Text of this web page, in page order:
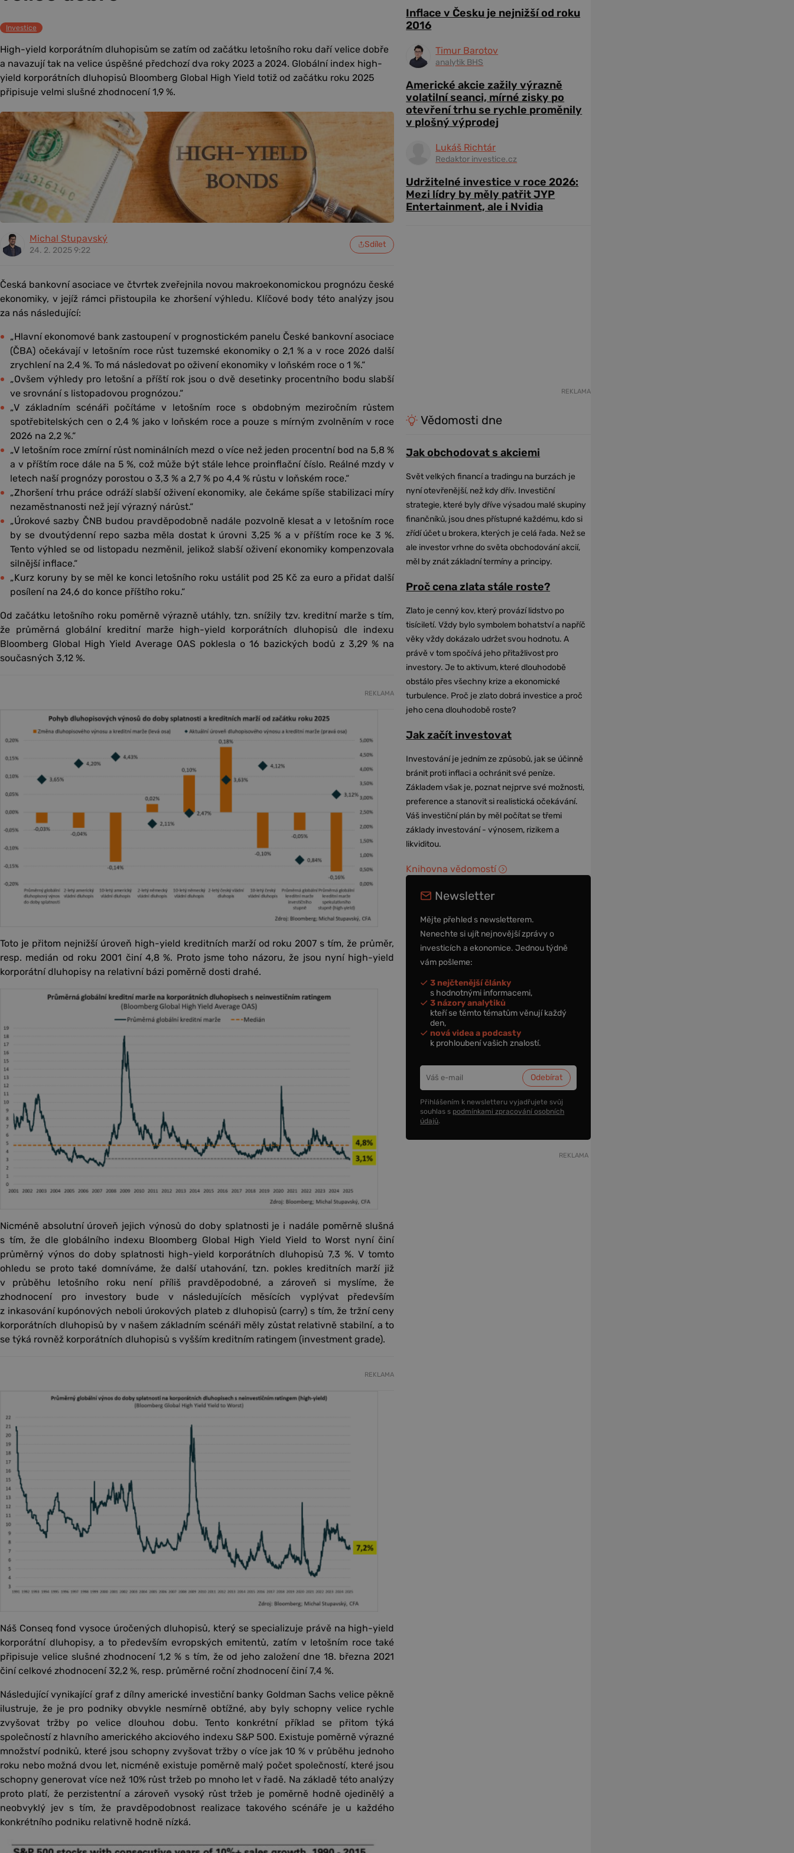
Investice
High-yield korporátním dluhopisům se zatím od začátku letošního roku daří velice dobře
a navazují tak na velice úspěšné předchozí dva roky 2023 a 2024. Globální index high-
yield korporátních dluhopisů Bloomberg Global High Yield totiž od začátku roku 2025
připisuje velmi slušné zhodnocení 1,9 %.
Michal Stupavský
24. 2. 2025 9:22
Sdílet
Česká bankovní asociace ve čtvrtek zveřejnila novou makroekonomickou prognózu české
ekonomiky, v jejíž rámci přistoupila ke zhoršení výhledu. Klíčové body této analýzy jsou
za nás následující:
„Hlavní ekonomové bank zastoupení v prognostickém panelu České bankovní asociace
(ČBA) očekávají v letošním roce růst tuzemské ekonomiky o 2,1 % a v roce 2026 další
zrychlení na 2,4 %. To má následovat po oživení ekonomiky v loňském roce o 1 %.“
„Ovšem výhledy pro letošní a příští rok jsou o dvě desetinky procentního bodu slabší
ve srovnání s listopadovou prognózou.“
„V základním scénáři počítáme v letošním roce s obdobným meziročním růstem
spotřebitelských cen o 2,4 % jako v loňském roce a pouze s mírným zvolněním v roce
2026 na 2,2 %.“
„V letošním roce zmírní růst nominálních mezd o více než jeden procentní bod na 5,8 %
a v příštím roce dále na 5 %, což může být stále lehce proinflační číslo. Reálné mzdy v
letech naší prognózy porostou o 3,3 % a 2,7 % po 4,4 % růstu v loňském roce.“
„Zhoršení trhu práce odráží slabší oživení ekonomiky, ale čekáme spíše stabilizaci míry
nezaměstnanosti než její výrazný nárůst.“
„Úrokové sazby ČNB budou pravděpodobně nadále pozvolně klesat a v letošním roce
by se dvoutýdenní repo sazba měla dostat k úrovni 3,25 % a v příštím roce ke 3 %.
Tento výhled se od listopadu nezměnil, jelikož slabší oživení ekonomiky kompenzovala
silnější inflace.“
„Kurz koruny by se měl ke konci letošního roku ustálit pod 25 Kč za euro a přidat další
posílení na 24,6 do konce příštího roku.“
Od začátku letošního roku poměrně výrazně utáhly, tzn. snížily tzv. kreditní marže s tím,
že průměrná globální kreditní marže high-yield korporátních dluhopisů dle indexu
Bloomberg Global High Yield Average OAS poklesla o 16 bazických bodů z 3,29 % na
současných 3,12 %.
REKLAMA
Toto je přitom nejnižší úroveň high-yield kreditních marží od roku 2007 s tím, že průměr,
resp. medián od roku 2001 činí 4,8 %. Proto jsme toho názoru, že jsou nyní high-yield
korporátní dluhopisy na relativní bázi poměrně dosti drahé.
Nicméně absolutní úroveň jejich výnosů do doby splatnosti je i nadále poměrně slušná
s tím, že dle globálního indexu Bloomberg Global High Yield Yield to Worst nyní činí
průměrný výnos do doby splatnosti high-yield korporátních dluhopisů 7,3 %. V tomto
ohledu se proto také domníváme, že další utahování, tzn. pokles kreditních marží již
v průběhu letošního roku není příliš pravděpodobné, a zároveň si myslíme, že
zhodnocení pro investory bude v následujících měsících vyplývat především
z inkasování kupónových neboli úrokových plateb z dluhopisů (carry) s tím, že tržní ceny
korporátních dluhopisů by v našem základním scénáři měly zůstat relativně stabilní, a to
se týká rovněž korporátních dluhopisů s vyšším kreditním ratingem (investment grade).
REKLAMA
Náš Conseq fond vysoce úročených dluhopisů, který se specializuje právě na high-yield
korporátní dluhopisy, a to především evropských emitentů, zatím v letošním roce také
připisuje velice slušné zhodnocení 1,2 % s tím, že od jeho založení dne 18. března 2021
činí celkové zhodnocení 32,2 %, resp. průměrné roční zhodnocení činí 7,4 %.
Následující vynikající graf z dílny americké investiční banky Goldman Sachs velice pěkně
ilustruje, že je pro podniky obvykle nesmírně obtížné, aby byly schopny velice rychle
zvyšovat tržby po velice dlouhou dobu. Tento konkrétní příklad se přitom týká
společností z hlavního amerického akciového indexu S&P 500. Existuje poměrně výrazné
množství podniků, které jsou schopny zvyšovat tržby o více jak 10 % v průběhu jednoho
roku nebo možná dvou let, nicméně existuje poměrně malý počet společností, které jsou
schopny generovat více než 10% růst tržeb po mnoho let v řadě. Na základě této analýzy
proto platí, že perzistentní a zároveň vysoký růst tržeb je poměrně hodně ojedinělý a
neobvyklý jev s tím, že pravděpodobnost realizace takového scénáře je u každého
konkrétního podniku relativně hodně nízká.
Inflace v Česku je nejnižší od roku
2016
Timur Barotov
analytik BHS
Americké akcie zažily výrazně
volatilní seanci, mírné zisky po
otevření trhu se rychle proměnily
v plošný výprodej
Lukáš Richtár
Redaktor investice.cz
Udržitelné investice v roce 2026:
Mezi lídry by měly patřit JYP
Entertainment, ale i Nvidia
REKLAMA
Vědomosti dne
Jak obchodovat s akciemi
Svět velkých financí a tradingu na burzách je
nyní otevřenější, než kdy dřív. Investiční
strategie, které byly dříve výsadou malé skupiny
finančníků, jsou dnes přístupné každému, kdo si
zřídí účet u brokera, kterých je celá řada. Než se
ale investor vrhne do světa obchodování akcií,
měl by znát základní termíny a principy.
Proč cena zlata stále roste?
Zlato je cenný kov, který provází lidstvo po
tisíciletí. Vždy bylo symbolem bohatství a napříč
věky vždy dokázalo udržet svou hodnotu. A
právě v tom spočívá jeho přitažlivost pro
investory. Je to aktivum, které dlouhodobě
obstálo přes všechny krize a ekonomické
turbulence. Proč je zlato dobrá investice a proč
jeho cena dlouhodobě roste?
Jak začít investovat
Investování je jedním ze způsobů, jak se účinně
bránit proti inflaci a ochránit své peníze.
Základem však je, poznat nejprve své možnosti,
preference a stanovit si realistická očekávání.
Váš investiční plán by měl počítat se třemi
základy investování - výnosem, rizikem a
likviditou.
Knihovna vědomostí
Newsletter
Mějte přehled s newsletterem.
Nenechte si ujít nejnovější zprávy o
investicích a ekonomice. Jednou týdně
vám pošleme:
3 nejčtenější články
s hodnotnými informacemi,
3 názory analytiků
kteří se těmto tématům věnují každý
den,
nová videa a podcasty
k prohloubení vašich znalostí.
Přihlášením k newsletteru vyjadřujete svůj
souhlas s podmínkami zpracování osobních
údajů.
REKLAMA